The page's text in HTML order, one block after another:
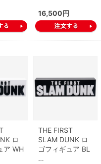
16,500円
ロ
ア WH
THE FIRST
SLAM DUNK ロ
ゴフィギュア BL
…